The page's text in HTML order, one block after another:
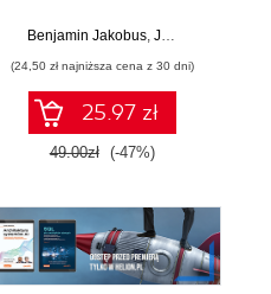
Benjamin Jakobus,Jason Marah
aplikacje
Wydanie II
Benjamin Jakobus, Jason Marah
(24,50 zł najniższa cena z 30 dni)
25.97 zł
49.00zł (-47%)